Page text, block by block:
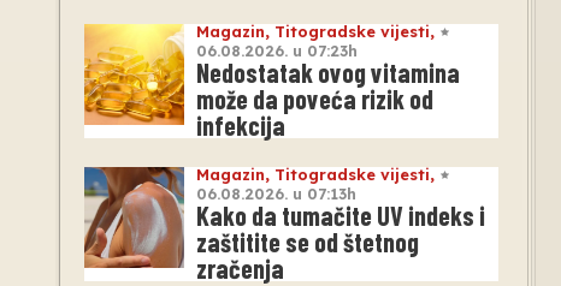
Magazin, Titogradske vijesti,
06.08.2026. u 07:23h
Nedostatak ovog vitamina
može da poveća rizik od
infekcija
Magazin, Titogradske vijesti,
06.08.2026. u 07:13h
Kako da tumačite UV indeks i
zaštitite se od štetnog
zračenja